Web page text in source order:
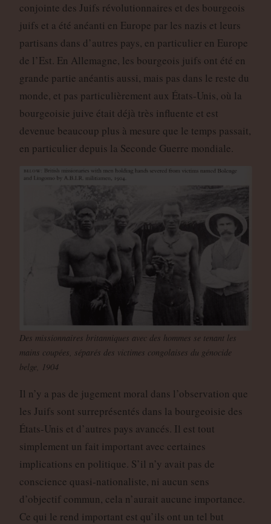
conjointe des Juifs révolutionnaires et des bourgeois
juifs et a été anéanti en Europe par les nazis et leurs
partisans dans d’autres pays, en particulier en Europe
de l’Est. En Allemagne, les bourgeois juifs ont été en
grande partie anéantis aussi, mais pas dans le reste du
monde, et pas particulièrement aux États-Unis, où la
bourgeoisie juive était déjà très influente et est
devenue beaucoup plus à mesure que le temps passait,
en particulier depuis la Seconde Guerre mondiale.
Des missionnaires britanniques avec des hommes se tenant les
mains coupées, séparés des victimes congolaises du génocide
belge, 1904
Il n’y a pas de jugement moral dans l’observation que
les Juifs sont surreprésentés dans la bourgeoisie des
États-Unis et d’autres pays avancés. Il est tout
simplement un fait important avec certaines
implications en politique. S’il n’y avait pas de
conscience quasi-nationaliste, ni aucun sens
d’objectif commun, cela n’aurait aucune importance.
Ce qui le rend important est qu’ils ont un tel but